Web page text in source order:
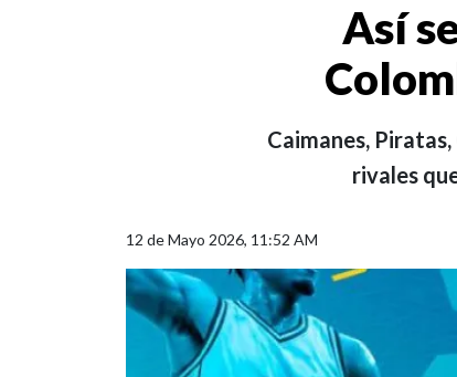
Así
Caimanes,
rivales
12 de Mayo 2026, 11:52 AM